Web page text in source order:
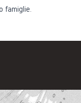
famiglie.